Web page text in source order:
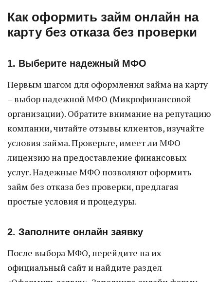
Как оформить займ онлайн на
карту без отказа без проверки
1. Выберите надежный МФО
Первым шагом для оформления займа на карту
– выбор надежной МФО (Микрофинансовой
организации). Обратите внимание на репутацию
компании, читайте отзывы клиентов, изучайте
условия займа. Проверьте, имеет ли МФО
лицензию на предоставление финансовых
услуг. Надежные МФО позволяют оформить
займ без отказа без проверки, предлагая
простые условия и процедуры.
2. Заполните онлайн заявку
После выбора МФО, перейдите на их
официальный сайт и найдите раздел